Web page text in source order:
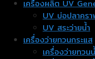
เครื่องผลิต UV
UV บ่อปลาคร
UV สระว่ายน้ำ
เครื่องว่ายทวนกระแส
เครื่องว่ายทว